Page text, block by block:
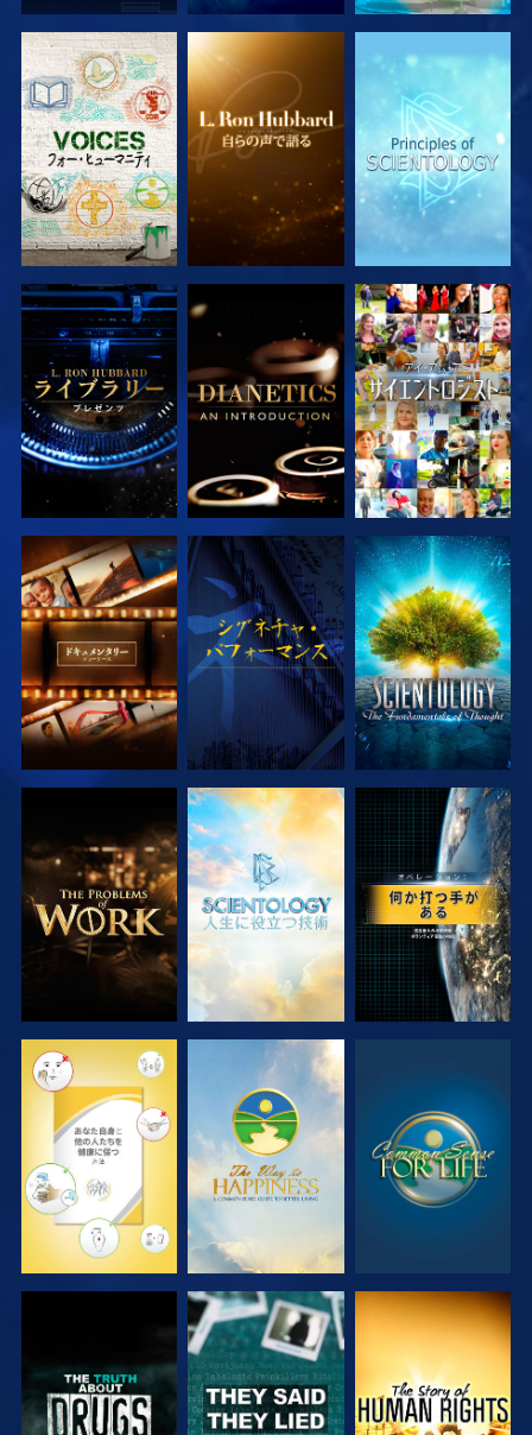
シリーズを探求 シリーズを探求 シリーズを探求
シリーズを探求 シリーズを探求 観る
シリーズを探求 観る シリーズを探求
シリーズを探求 シリーズを探求 観る
観る 観る 観る
観る 観る